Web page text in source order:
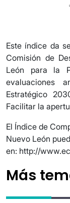
Este índice da
Comisión de
León para la
evaluaciones
Estratégico
Facilitar la
El Índice de
Nuevo León
en: http://
Más